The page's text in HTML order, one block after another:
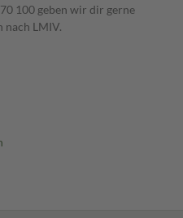
100 geben wir dir gerne
nach LMIV.